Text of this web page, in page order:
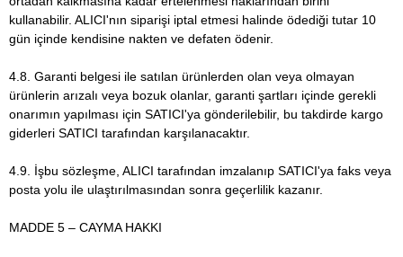
kullanabilir. ALICI'nın siparişi iptal etmesi halinde ödediği tutar 10
gün içinde kendisine nakten ve defaten ödenir.
4.8. Garanti belgesi ile satılan ürünlerden olan veya olmayan
ürünlerin arızalı veya bozuk olanlar, garanti şartları içinde gerekli
onarımın yapılması için SATICI'ya gönderilebilir, bu takdirde kargo
giderleri SATICI tarafından karşılanacaktır.
4.9. İşbu sözleşme, ALICI tarafından imzalanıp SATICI'ya faks veya
posta yolu ile ulaştırılmasından sonra geçerlilik kazanır.
MADDE 5 – CAYMA HAKKI